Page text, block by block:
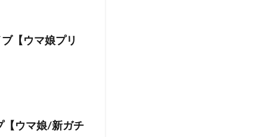
【ウマ娘プリ
【ウマ娘/新ガチ